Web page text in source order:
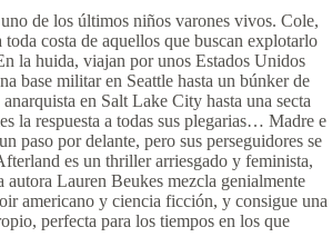
de los últimos niños varones vivos. Cole,
toda costa de aquellos que buscan explotarlo
la huida, viajan por unos Estados Unidos
base militar en Seattle hasta un búnker de
en Salt Lake City hasta una secta
la respuesta a todas sus plegarias… Madre e
paso por delante, pero sus perseguidores se
es un thriller arriesgado y feminista,
autora Lauren Beukes mezcla genialmente
americano y ciencia ficción, y consigue una
perfecta para los tiempos en los que